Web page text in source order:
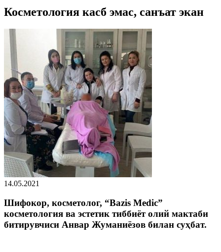
Косметология касб эмас, санъат экан
14.05.2021
Шифокор, косметолог, “Bazis Medic”
косметология ва эстетик тиббиёт олий мактаби
битирувчиси Анвар Жуманиёзов билан суҳбат.